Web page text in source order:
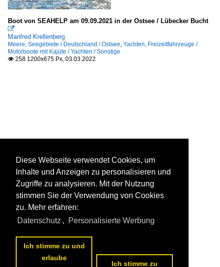
Boot von SEAHELP am 09.09.2021 in der Ostsee / Lübecker Bucht

Manfred Krellenberg
Meere, Seegebiete / Deutschland / Ostsee, Yachten, Freizeitfahrzeuge /
Motorboote mit Kajüte / Yachten / Sonstige
 258 1200x675 Px, 03.03.2022
Diese Webseite verwendet Cookies, um
Inhalte und Anzeigen zu personalisieren und
Zugriffe zu analysieren. Mit der Nutzung
stimmen Sie der Verwendung von Cookies
zu. Mehr erfahren:
Datenschutz , Personalisierte Werbung
Ich stimme zu und
erlaube
Ich stimme zu